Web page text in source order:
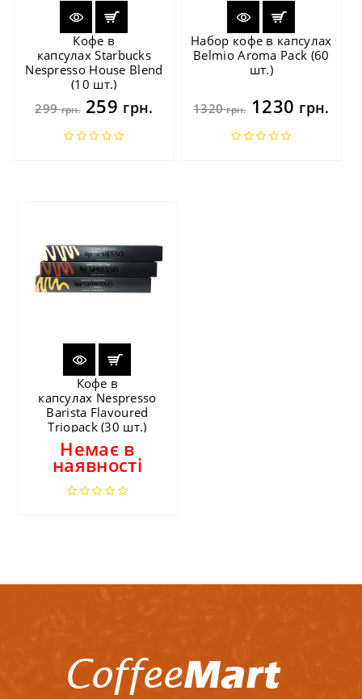
Кофе в
капсулах Starbucks
Nespresso House Blend
(10 шт.)
299грн.259 грн.
Набор кофе в капсулах
Belmio Aroma Pack (60
шт.)
1320грн.1230 грн.
Кофе в
капсулах Nespresso
Barista Flavoured
Triopack (30 шт.)
Немає в
наявності